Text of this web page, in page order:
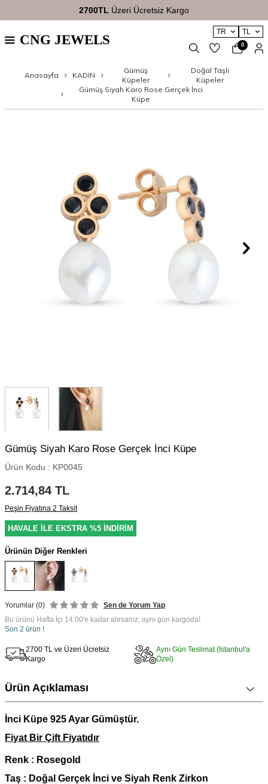
2700TL Üzeri Ücretsiz Kargo
TR TL
CNG JEWELS 0
Anasayfa KADIN
Gümüş
Küpeler
Doğal Taşlı
Küpeler
Gümüş Siyah Karo Rose Gerçek İnci
Küpe
Gümüş Siyah Karo Rose Gerçek İnci Küpe
Ürün Kodu : KP0045
2.714,84 TL
Peşin Fiyatına 2 Taksit
HAVALE İLE EKSTRA %5 İNDİRİM
Ürünün Diğer Renkleri
Yorumlar (0)
Sen de Yorum Yap
Bu ürünü Hafta İçi 14:00'e kadar alırsanız, aynı gün kargoda!
Son 2 ürün !
2700 TL ve Üzeri Ücretsiz
Kargo
Aynı Gün Teslimat (İstanbul'a
Özel)
Ürün Açıklaması
İnci Küpe 925 Ayar Gümüştür.
Fiyat Bir Çift Fiyatıdır
Renk : Rosegold
Taş : Doğal Gerçek İnci ve Siyah Renk Zirkon